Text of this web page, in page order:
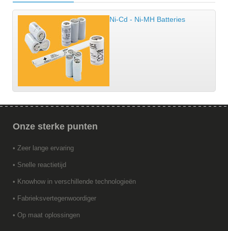
Ni-Cd - Ni-MH Batteries
Onze sterke punten
• Zeer lange ervaring
• Snelle reactietijd
• Knowhow in verschillende technologieën
• Fabrieksvertegenwoordiger
• Op maat oplossingen